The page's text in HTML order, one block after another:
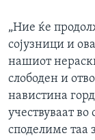
„Ние ќе
сојузници и
нашиот
слободен и
навистина
учествуваат
споделиме таа